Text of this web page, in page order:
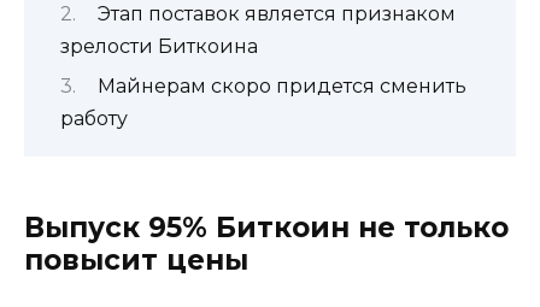
Этап поставок является признаком
зрелости Биткоина
Майнерам скоро придется сменить
работу
Выпуск 95% Биткоин не только
повысит цены